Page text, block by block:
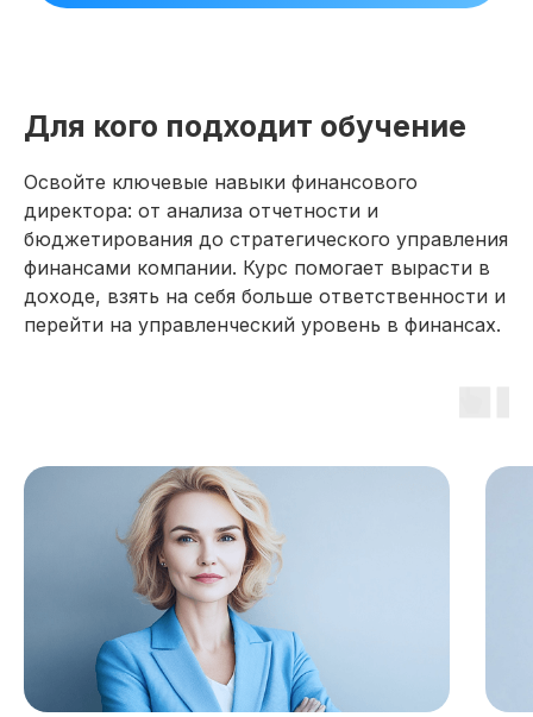
Для кого подходит обучение
Освойте ключевые навыки финансового
директора: от анализа отчетности и
бюджетирования до стратегического управления
финансами компании. Курс помогает вырасти в
доходе, взять на себя больше ответственности и
перейти на управленческий уровень в финансах.